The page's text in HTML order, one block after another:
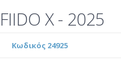
FIIDO X - 2025
Κωδικός 24925